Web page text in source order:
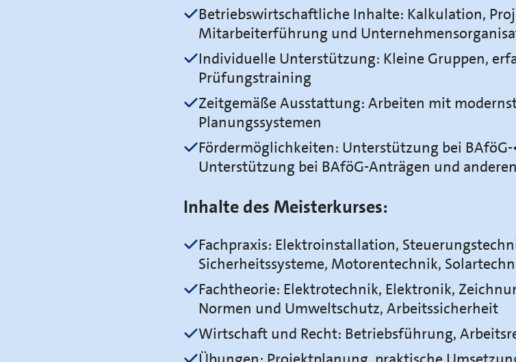
Betriebswirtschaftliche Inhalte: Kalkulation,
Mitarbeiterführung und
Individuelle Unterstützung: Kleine Gruppen,
Prüfungstraining
Zeitgemäße Ausstattung: Arbeiten mit
Planungssystemen
Fördermöglichkeiten: Unterstützung bei
Unterstützung bei BAföG-Anträgen und
Inhalte des Meisterkurses:
Fachpraxis: Elektroinstallation,
Sicherheitssysteme, Motorentechnik,
Fachtheorie: Elektrotechnik, Elektronik,
Normen und Umweltschutz, Arbeitssicherheit
Wirtschaft und Recht: Betriebsführung,